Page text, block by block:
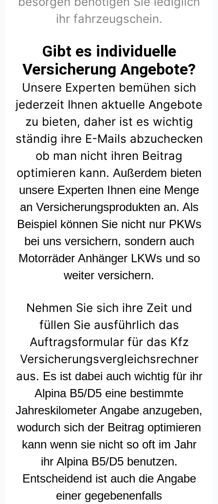
ihr fahrzeugschein.
Gibt es individuelle
Versicherung Angebote?
Unsere Experten bemühen sich
jederzeit Ihnen aktuelle Angebote
zu bieten, daher ist es wichtig
ständig ihre E-Mails abzuchecken
ob man nicht ihren Beitrag
optimieren kann. Außerdem bieten
unsere Experten Ihnen eine Menge
an Versicherungsprodukten an. Als
Beispiel können Sie nicht nur PKWs
bei uns versichern, sondern auch
Motorräder Anhänger LKWs und so
weiter versichern.
Nehmen Sie sich ihre Zeit und
füllen Sie ausführlich das
Auftragsformular für das Kfz
Versicherungsvergleichsrechner
aus. Es ist dabei auch wichtig für ihr
Alpina B5/D5 eine bestimmte
Jahreskilometer Angabe anzugeben,
wodurch sich der Beitrag optimieren
kann wenn sie nicht so oft im Jahr
ihr Alpina B5/D5 benutzen.
Entscheidend ist auch die Angabe
einer gegebenenfalls